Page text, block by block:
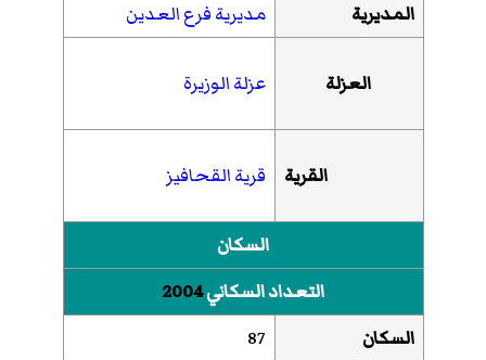
المديرية
مديرية فرع العدين
العزلة عزلة الوزيرة
القرية قرية القحافيز
السكان
التعداد السكاني2004
السكان
87